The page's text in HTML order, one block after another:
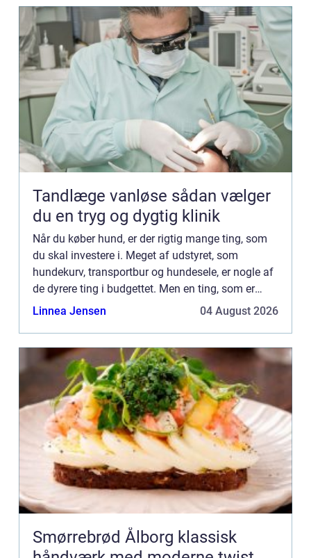
Tandlæge vanløse sådan vælger
du en tryg og dygtig klinik
Når du køber hund, er der rigtig mange ting, som
du skal investere i. Meget af udstyret, som
hundekurv, transportbur og hundesele, er nogle af
de dyrere ting i budgettet. Men en ting, som er
rigtig billig, er faktisk en af de vigtigste t...
Linnea Jensen 04 August 2026
Smørrebrød Ålborg klassisk